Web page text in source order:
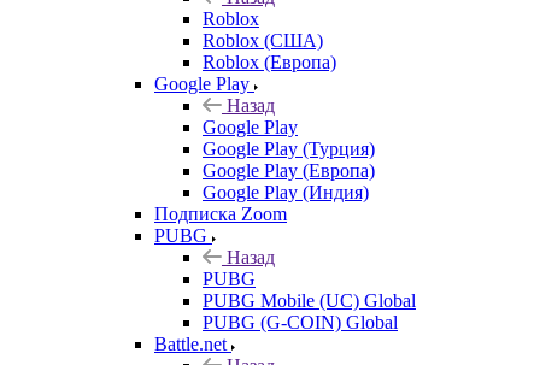
Roblox
Roblox (США)
Roblox (Европа)
Google Play
Назад
Google Play
Google Play (Турция)
Google Play (Европа)
Google Play (Индия)
Подписка Zoom
PUBG
Назад
PUBG
PUBG Mobile (UC) Global
PUBG (G-COIN) Global
Battle.net